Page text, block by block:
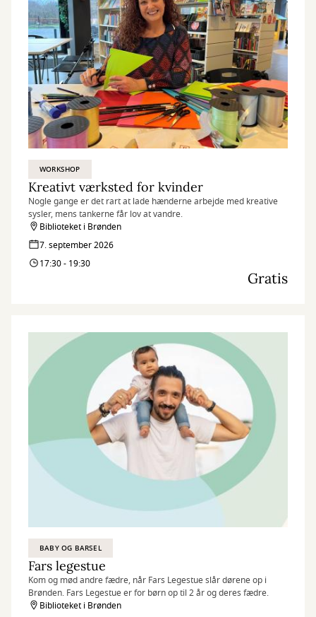
WORKSHOP
Kreativt værksted for kvinder
Nogle gange er det rart at lade hænderne arbejde med kreative
sysler, mens tankerne får lov at vandre.
Biblioteket i Brønden
7. september 2026
17:30 - 19:30
Gratis
BABY OG BARSEL
Fars legestue
Kom og mød andre fædre, når Fars Legestue slår dørene op i
Brønden. Fars Legestue er for børn op til 2 år og deres fædre.
Biblioteket i Brønden